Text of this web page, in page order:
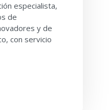
especialista,
de
y de
con servicio